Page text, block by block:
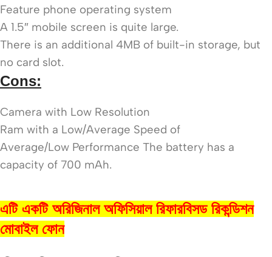
Feature phone operating system
A 1.5″ mobile screen is quite large.
There is an additional 4MB of built-in storage, but
no card slot.
Cons:
Camera with Low Resolution
Ram with a Low/Average Speed of
Average/Low Performance The battery has a
capacity of 700 mAh.
এটি একটি অরিজিনাল অফিসিয়াল রিফারবিসড রিকন্ডিশন
মোবাইল ফোন